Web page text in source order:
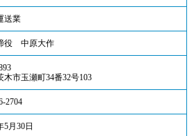
送業
役 中原大作
木市玉瀬町34番32号103
2704
5月30日